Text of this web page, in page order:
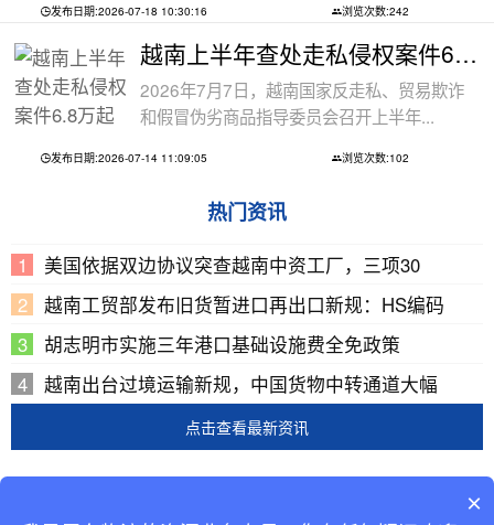
发布日期:2026-07-18 10:30:16 浏览次数:242
越南上半年查处走私侵权案件6.8万起
2026年7月7日，越南国家反走私、贸易欺诈
和假冒伪劣商品指导委员会召开上半年...
发布日期:2026-07-14 11:09:05 浏览次数:102
热门资讯
美国依据双边协议突查越南中资工厂，三项30
越南工贸部发布旧货暂进口再出口新规：HS编码
胡志明市实施三年港口基础设施费全免政策
越南出台过境运输新规，中国货物中转通道大幅
点击查看最新资讯
×